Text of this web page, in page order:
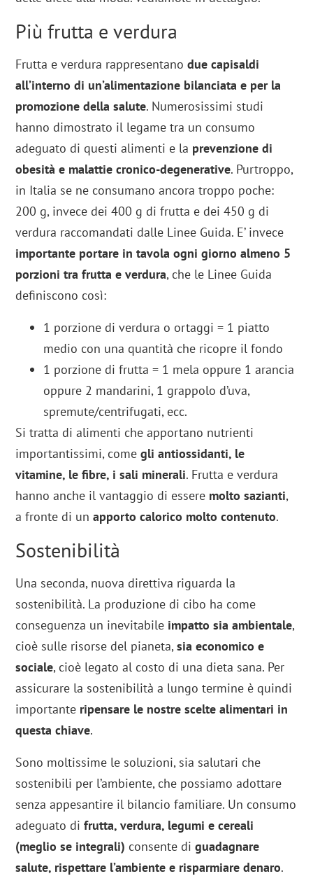
Più frutta e verdura
Frutta e verdura rappresentanodue capisaldi
all’interno di un’alimentazione bilanciata e per la
promozione della salute. Numerosissimi studi
hanno dimostrato il legame tra un consumo
adeguato di questi alimenti e la prevenzione di
obesità e malattie cronico-degenerative. Purtroppo,
in Italia se ne consumano ancora troppo poche:
200 g, invece dei 400 g di frutta e dei 450 g di
verdura raccomandati dalle Linee Guida. E’ invece
importante portare in tavola ogni giorno almeno 5
porzioni tra frutta e verdura, che le Linee Guida
definiscono così:
1 porzione di verdura o ortaggi = 1 piatto
medio con una quantità che ricopre il fondo
1 porzione di frutta = 1 mela oppure 1 arancia
oppure 2 mandarini, 1 grappolo d’uva,
spremute/centrifugati, ecc.
Si tratta di alimenti che apportano nutrienti
importantissimi, comegli antiossidanti, le
vitamine, le fibre, i sali minerali. Frutta e verdura
hanno anche il vantaggio di essere molto sazianti,
a fronte di unapporto calorico molto contenuto.
Sostenibilità
Una seconda, nuova direttiva riguarda la
sostenibilità. La produzione di cibo ha come
conseguenza un inevitabile impatto sia ambientale,
cioè sulle risorse del pianeta,sia economico e
sociale, cioè legato al costo di una dieta sana. Per
assicurare la sostenibilità a lungo termine è quindi
importante ripensare le nostre scelte alimentari in
questa chiave.
Sono moltissime le soluzioni, sia salutari che
sostenibili per l’ambiente, che possiamo adottare
senza appesantire il bilancio familiare. Un consumo
adeguato difrutta, verdura, legumi e cereali
(meglio se integrali) consente diguadagnare
salute, rispettare l’ambiente e risparmiare denaro.